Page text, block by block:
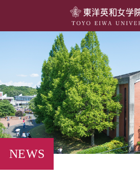
学部・学科
キャンパスライフ
留学・国際交流
キャリア・就職
NEWS